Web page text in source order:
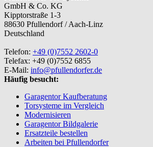
GmbH & Co. KG
Kipptorstraße 1-3
88630 Pfullendorf / Aach-Linz
Deutschland
Telefon: +49 (0)7552 2602-0
Telefax: +49 (0)7552 6855
E-Mail: info@pfullendorfer.de
Häufig besucht:
Garagentor Kaufberatung
Torsysteme im Vergleich
Modernisieren
Garagentor Bildgalerie
Ersatzteile bestellen
Arbeiten bei Pfullendorfer